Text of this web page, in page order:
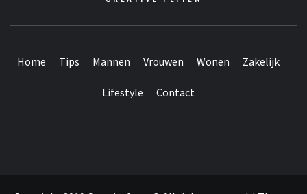
Home Tips Mannen Vrouwen Wonen Zakelijk
Lifestyle Contact